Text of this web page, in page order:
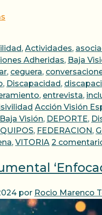
, Actividades,
Adheridas, Baja
, ceguera,
, Discapacidad ,
, entrevista,
Etiquetas
Acción Visión
Baja Visión, DEPORTE,
, FEDERACION ,
, VITORIA 2
por Rocio Marenco